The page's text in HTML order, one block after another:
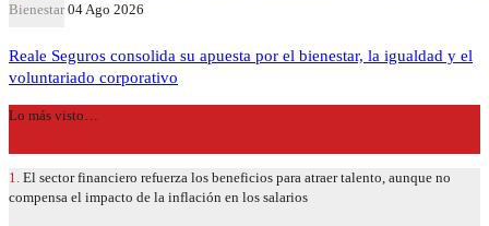
Bienestar 04 Ago 2026
Reale Seguros consolida su apuesta por el bienestar, la igualdad y el
voluntariado corporativo
Lo más visto…
1. El sector financiero refuerza los beneficios para atraer talento, aunque no
compensa el impacto de la inflación en los salarios